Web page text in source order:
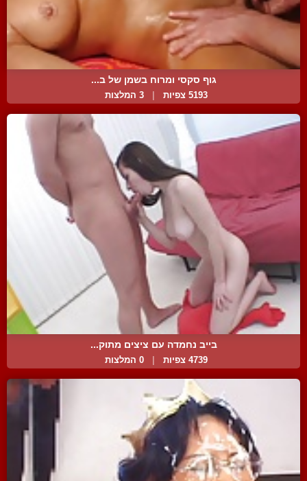
גוף סקסי ומרוח בשמן של ב...
5193 צפיות 3 המלצות
בייב נחמדה עם ציצים מתוק...
4739 צפיות | 0 המלצות